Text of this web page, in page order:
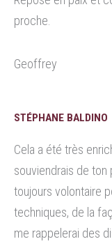
proche.
Geoffrey
STÉPHANE BALDINO
Cela a été très
souviendrais de
toujours volontaire
techniques, de la
me rappelerai des